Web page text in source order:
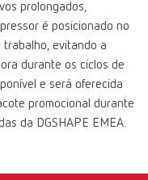
prolongados,
é posicionado no
evitando a
durante os ciclos de
e será oferecida
promocional durante
da DGSHAPE EMEA.